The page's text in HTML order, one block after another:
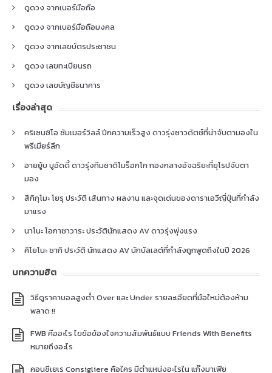
ดูดวง จากเบอร์มือถือ
ดูดวง จากเบอร์มือถือมงคล
ดูดวง จากเลขบัตรประชาชน
ดูดวง เลขทะเบียนรถ
ดูดวง เลขบัญชีธนาคาร
เรื่องล่าสุด
คริเซนซิโอ ซัมเมอร์วิลล์ ปีกความเร็วสูง ดาวรุ่งชาวดัตช์ที่น่าจับตามองใน
พรีเมียร์ลีก
อายยู้บ บูอัดดี้ ดาวรุ่งทีมชาติโมร็อกโก กองกลางอัจฉริยะที่ยุโรปจับตา
มอง
สึกิกุโมะ โยรุ ประวัติ เส้นทาง ผลงาน และจุดเด่นของดาราเอวีญี่ปุ่นที่กำลัง
มาแรง
นาโนะ โอกาซาวาระ ประวัตินักแสดง AV ดาวรุ่งพุ่งแรง
คิโยโนะ ซากิ ประวัติ นักแสดง AV นักบัลเลต์ที่กำลังถูกพูดถึงในปี 2026
บทความฮิต
วิธีดูราคาบอลสูงต่ำ Over และ Under รายละเอียดที่มือใหม่ต้องห้าม
พลาด !!
FWB คืออะไร ไขข้อข้องใจความสัมพันธ์แบบ Friends With Benefits
หมายถึงอะไร
คอนซีเยเร Consigliere คือใคร มีตำแหน่งอะไรใน แก๊งมาเฟีย